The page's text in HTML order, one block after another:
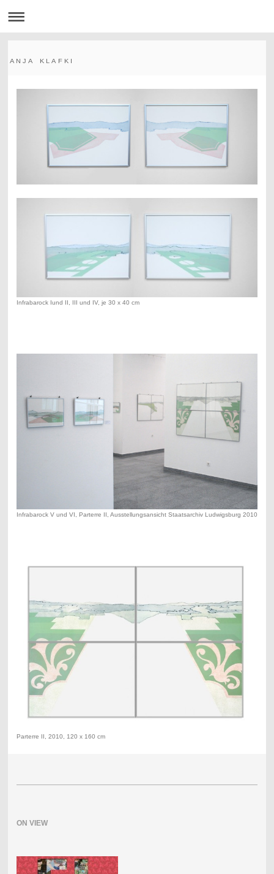
A N J A K L A F K I
Infrabarock Iund II, III und IV, je 30 x 40 cm
Infrabarock V und VI, Parterre II, Ausstellungsansicht Staatsarchiv Ludwigsburg 2010
Parterre II, 2010, 120 x 160 cm
ON VIEW